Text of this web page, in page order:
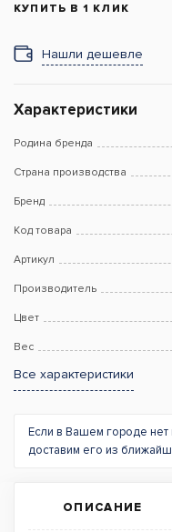
КУПИТЬ В 1 КЛИК
Нашли дешевле
Характеристики
Родина бренда
Страна производства
Бренд
Код товара
Артикул
Производитель
Цвет
Вес
Все характеристики
Если в Вашем городе нет
доставим его из
ОПИСАНИЕ